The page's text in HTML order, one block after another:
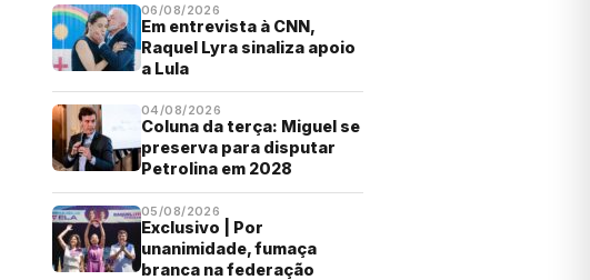
06/08/2026
Em entrevista à CNN,
Raquel Lyra sinaliza apoio
a Lula
04/08/2026
Coluna da terça: Miguel se
preserva para disputar
Petrolina em 2028
05/08/2026
Exclusivo | Por
unanimidade, fumaça
branca na federação